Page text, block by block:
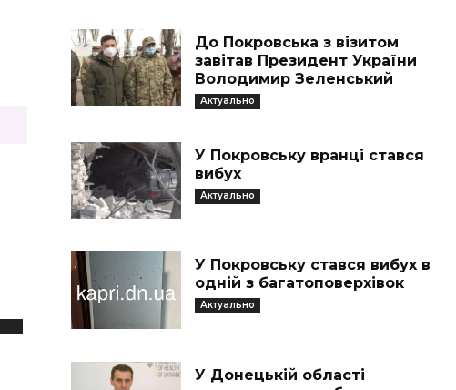
До Покровська з візитом
завітав Президент України
Володимир Зеленський
Актуально
У Покровську вранці стався
вибух
Актуально
У Покровську стався вибух в
одній з багатоповерхівок
Актуально
У Донецькій області